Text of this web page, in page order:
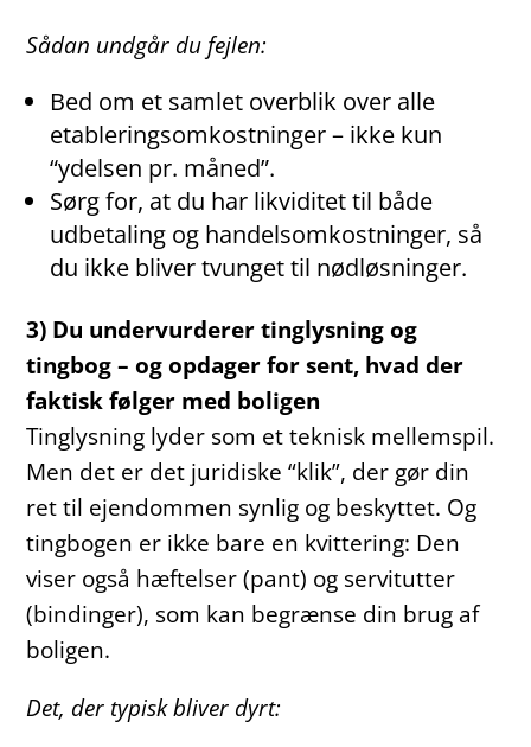
Sådan undgår du fejlen:
Bed om et samlet overblik over alle
etableringsomkostninger – ikke kun
“ydelsen pr. måned”.
Sørg for, at du har likviditet til både
udbetaling og handelsomkostninger, så
du ikke bliver tvunget til nødløsninger.
3) Du undervurderer tinglysning og
tingbog – og opdager for sent, hvad der
faktisk følger med boligen
Tinglysning lyder som et teknisk mellemspil.
Men det er det juridiske “klik”, der gør din
ret til ejendommen synlig og beskyttet. Og
tingbogen er ikke bare en kvittering: Den
viser også hæftelser (pant) og servitutter
(bindinger), som kan begrænse din brug af
boligen.
Det, der typisk bliver dyrt: